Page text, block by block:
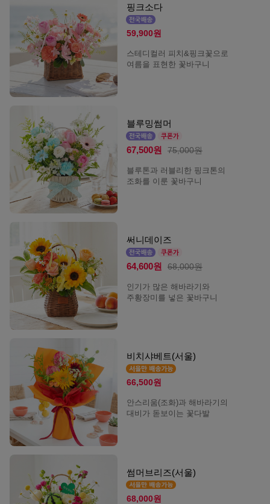
핑크소다
59,900원
스테디컬러 피치&핑크꽃으로
여름을 표현한 꽃바구니
블루밍썸머
67,500원 75,000원
블루톤과 러블리한 핑크톤의
조화를 이룬 꽃바구니
써니데이즈
64,600원 68,000원
인기가 많은 해바라기와
주황장미를 넣은 꽃바구니
비치샤베트(서울)
66,500원
안스리움(조화)과 해바라기의
대비가 돋보이는 꽃다발
썸머브리즈(서울)
68,000원